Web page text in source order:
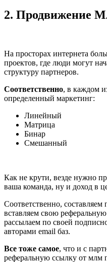
2. Продвижение
На просторах интернета
проектов, где люди могут
структуру партнеров.
Соответственно, в каждом
определенный маркетинг:
Линейный
Матрица
Бинар
Смешанный
Как не крути, везде нужно
ваша команда, ну и доход в
Соответственно,
вставляем свою
рассылаем по своей
авторами email баз.
Все тоже самое, что и с
реферальную ссылку от млм